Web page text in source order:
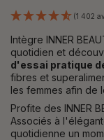
(1 402
Intègre INNER
quotidien et
d'essai pratique
fibres et
les femmes afin de
Profite des INNER
Associés à
quotidienne un